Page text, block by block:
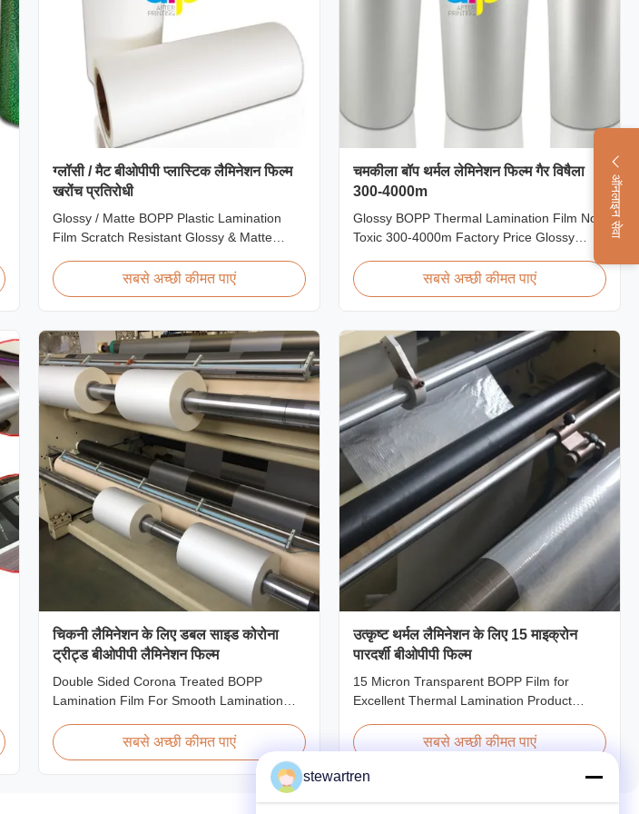
ऑनलाइन सेवा
ग्लॉसी / मैट बीओपीपी प्लास्टिक लैमिनेशन फिल्म
खरोंच प्रतिरोधी
Glossy / Matte BOPP Plastic Lamination
Film Scratch Resistant Glossy & Matte
Resistant Film Product Specifications Item
Scratch Resistant Film Material BOPP +
Thickness 24micron - 32micron Roll Length
300m - 4000m Core Size 1 inch ...
सबसे अच्छी कीमत पाएं
चमकीला बॉप थर्मल लेमिनेशन फिल्म गैर विषैला
300-4000m
Glossy BOPP Thermal Lamination Film Non
Toxic 300-4000m Factory Price Glossy
toxic, pollution-free, high transparency and
gloss, low static, wear resistance, long
tearing off. This product is mainly used for
the composition ...
सबसे अच्छी कीमत पाएं
चिकनी लैमिनेशन के लिए डबल साइड कोरोना
ट्रीट्ड बीओपीपी लैमिनेशन फिल्म
Double Sided Corona Treated BOPP
Lamination Film For Smooth Lamination
Films are manufactured using Multiple
Extrusion technology, ensuring superior
finish and excellent adhesion to printed
materials. Compatible with both Hot and
सबसे अच्छी कीमत पाएं
उत्कृष्ट थर्मल लैमिनेशन के लिए 15 माइक्रोन
पारदर्शी बीओपीपी फिल्म
15 Micron Transparent BOPP Film for
Excellent Thermal Lamination Product
Lamination Film is designed to preserve the
materials. Available in multiple thicknesses
सबसे अच्छी कीमत पाएं
stewartren